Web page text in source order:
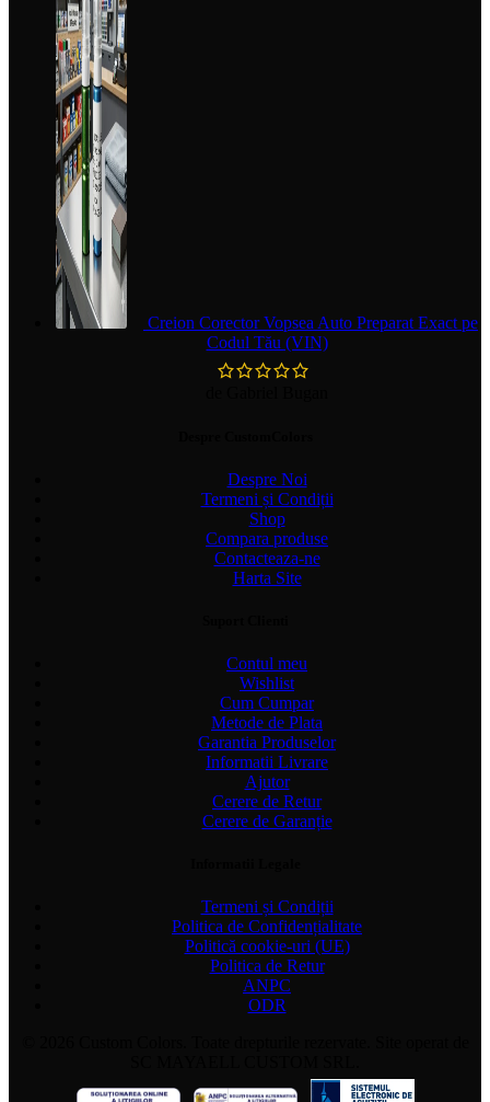
Creion Corector Vopsea Auto Preparat Exact pe
Codul Tău (VIN)
Despre Noi
Termeni și Condiții
Shop
Compara produse
Contacteaza-ne
Harta Site
Contul meu
Wishlist
Cum Cumpar
Metode de Plata
Garantia Produselor
Informatii Livrare
Ajutor
Cerere de Retur
Cerere de Garanție
Termeni și Condiții
Politica de Confidențialitate
Politică cookie-uri (UE)
Politica de Retur
ANPC
ODR